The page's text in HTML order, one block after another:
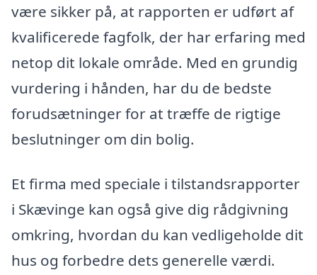
være sikker på, at rapporten er udført af
kvalificerede fagfolk, der har erfaring med
netop dit lokale område. Med en grundig
vurdering i hånden, har du de bedste
forudsætninger for at træffe de rigtige
beslutninger om din bolig.
Et firma med speciale i tilstandsrapporter
i Skævinge kan også give dig rådgivning
omkring, hvordan du kan vedligeholde dit
hus og forbedre dets generelle værdi.